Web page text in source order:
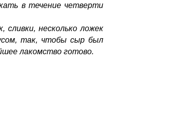
в течение четверти
несколько ложек
так, чтобы сыр был
лакомство готово.